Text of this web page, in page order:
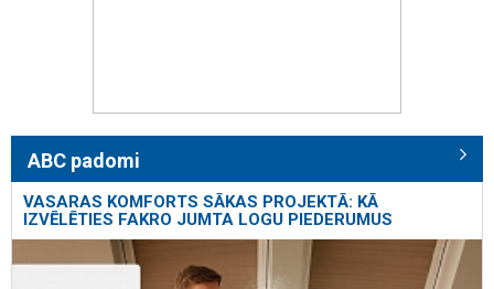
ABC padomi
VASARAS KOMFORTS SĀKAS PROJEKTĀ: KĀ
IZVĒLĒTIES FAKRO JUMTA LOGU PIEDERUMUS